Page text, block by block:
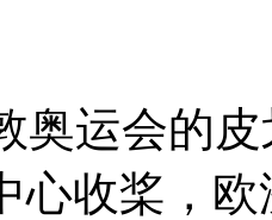
运会的皮
心收桨，